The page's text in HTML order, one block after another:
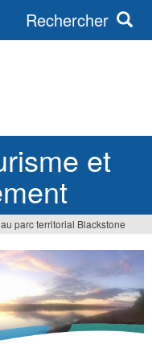
et
Rechercher
parc territorial Blackstone